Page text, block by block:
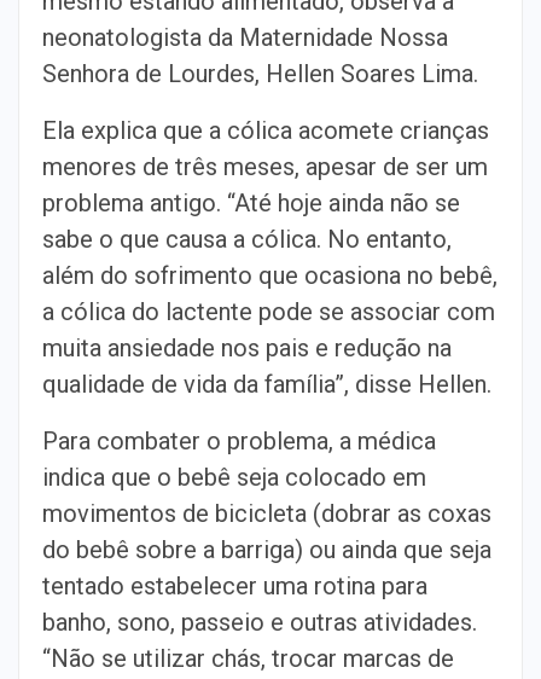
neonatologista da Maternidade Nossa
Senhora de Lourdes, Hellen Soares Lima.
Ela explica que a cólica acomete crianças
menores de três meses, apesar de ser um
problema antigo. “Até hoje ainda não se
sabe o que causa a cólica. No entanto,
além do sofrimento que ocasiona no bebê,
a cólica do lactente pode se associar com
muita ansiedade nos pais e redução na
qualidade de vida da família”, disse Hellen.
Para combater o problema, a médica
indica que o bebê seja colocado em
movimentos de bicicleta (dobrar as coxas
do bebê sobre a barriga) ou ainda que seja
tentado estabelecer uma rotina para
banho, sono, passeio e outras atividades.
“Não se utilizar chás, trocar marcas de